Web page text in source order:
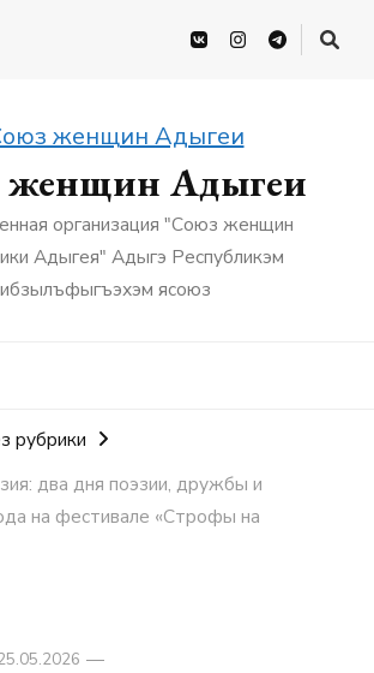
женщин Адыгеи
организация "Союз женщин
Адыгея" Адыгэ Республикэм
ибзылъфыгъэхэм ясоюз
рубрики
два дня поэзии, дружбы и
на фестивале «Строфы на